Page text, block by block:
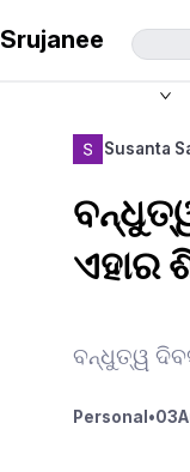
Srujanee
Susanta
ଏହାର
ବନ୍ଧୁତ୍ୱ
Personal •03